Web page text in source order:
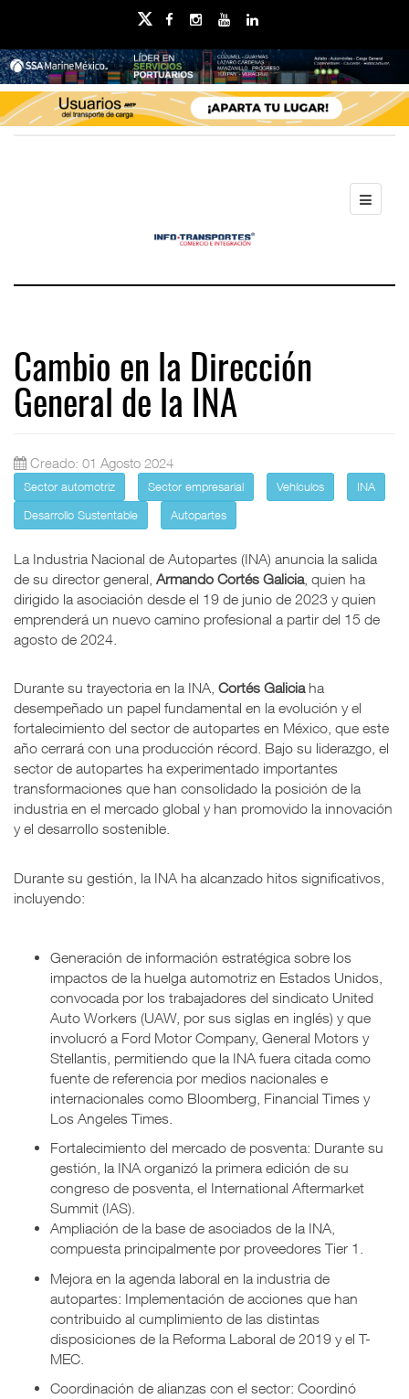
Cambio en la Dirección
General de la INA
Creado: 01 Agosto 2024
Sector automotriz Sector empresarial Vehículos
INA
Desarrollo Sustentable
Autopartes
La Industria Nacional de Autopartes (INA) anuncia la salida
de su director general, Armando Cortés Galicia, quien ha
dirigido la asociación desde el 19 de junio de 2023 y quien
emprenderá un nuevo camino profesional a partir del 15 de
agosto de 2024.
Durante su trayectoria en la INA, Cortés Galiciaha
desempeñado un papel fundamental en la evolución y el
fortalecimiento del sector de autopartes en México, que este
año cerrará con una producción récord. Bajo su liderazgo, el
sector de autopartes ha experimentado importantes
transformaciones que han consolidado la posición de la
industria en el mercado global y han promovido la innovación
y el desarrollo sostenible.
Durante su gestión, la INA ha alcanzado hitos significativos,
incluyendo:
Generación de información estratégica sobre los
impactos de la huelga automotriz en Estados Unidos,
convocada por los trabajadores del sindicato United
Auto Workers (UAW, por sus siglas en inglés) y que
involucró a Ford Motor Company, General Motors y
Stellantis, permitiendo que la INA fuera citada como
fuente de referencia por medios nacionales e
internacionales como Bloomberg, Financial Times y
Los Angeles Times.
Fortalecimiento del mercado de posventa: Durante su
gestión, la INA organizó la primera edición de su
congreso de posventa, el International Aftermarket
Summit (IAS).
Ampliación de la base de asociados de la INA,
compuesta principalmente por proveedores Tier 1.
Mejora en la agenda laboral en la industria de
autopartes: Implementación de acciones que han
contribuido al cumplimiento de las distintas
disposiciones de la Reforma Laboral de 2019 y el T-
MEC.
Coordinación de alianzas con el sector: Coordinó